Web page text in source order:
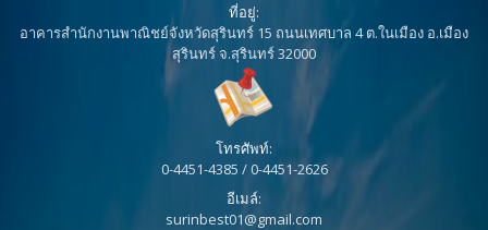
ที่อยู่:
อาคารสำนักงานพาณิชย์จังหวัดสุรินทร์ 15 ถนนเทศบาล 4 ต.ในเมือง อ.เมือง
สุรินทร์ จ.สุรินทร์ 32000
โทรศัพท์:
0-4451-4385 / 0-4451-2626
อีเมล์:
surinbest01@gmail.com